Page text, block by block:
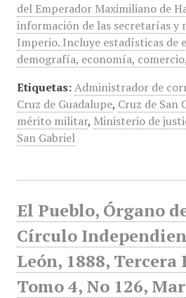
del Emperador Maximiliano de
información de las secretarías y
Imperio. Incluye estadísticas de
demografía, economía,
Etiquetas: Administrador de
Cruz de Guadalupe, Cruz de San
mérito militar, Ministerio de
San Gabriel
El Pueblo, Órgano
Círculo
León, 1888, Tercera
Tomo 4, No 126,